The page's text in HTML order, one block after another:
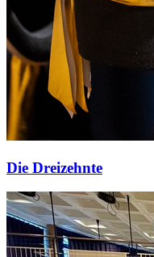
Die Dreizehnte